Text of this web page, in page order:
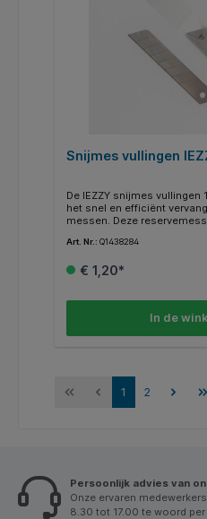
Snijmes vullingen
De IEZZY snijmes
het snel en efficiënt
messen. Deze
snijkwaliteit bij
professioneel als algemeen
Kenmerken: * Type:
pak à 10 stuks. * Lengte:
Art. Nr.: Q1438284
€ 1,20*
In de
1 2
Persoonlijk advies van
Onze ervaren
8.30 tot 17.00 te woord